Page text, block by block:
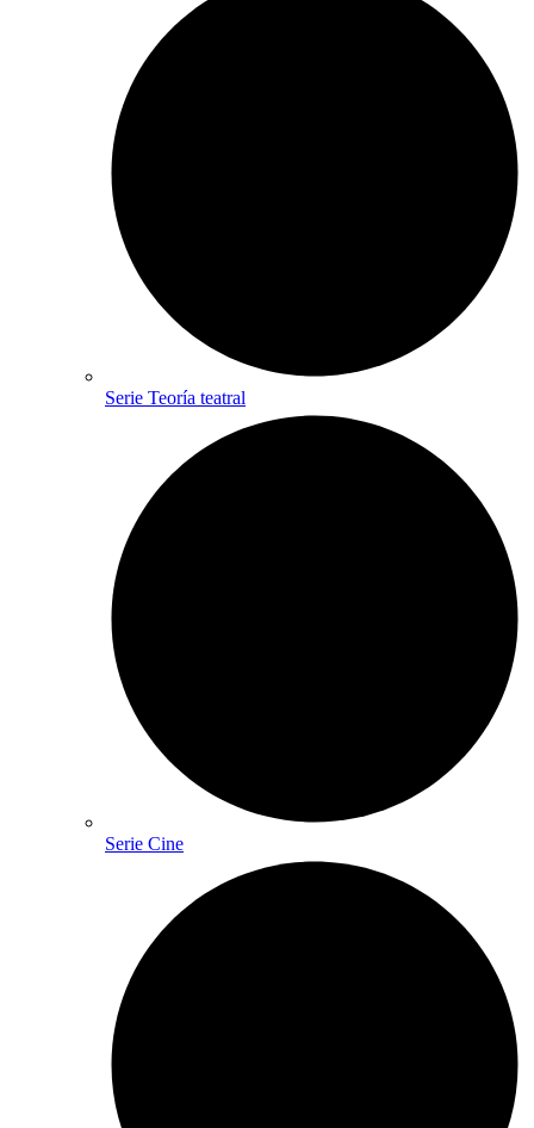
Serie Teoría teatral
Serie Cine